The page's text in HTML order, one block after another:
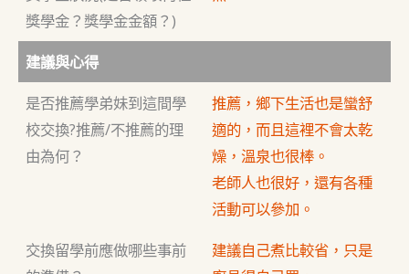
獎學金？獎學金金額？)
建議與心得
是否推薦學弟妹到這間學
校交換?推薦/不推薦的理
由為何？
推薦，鄉下生活也是蠻舒
適的，而且這裡不會太乾
燥，溫泉也很棒。
老師人也很好，還有各種
活動可以參加。
交換留學前應做哪些事前
建議自己煮比較省，只是